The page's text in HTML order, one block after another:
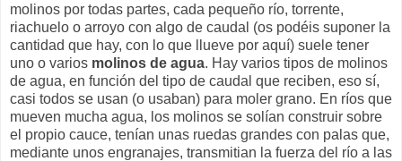
molinos por todas partes, cada pequeño río, torrente,
riachuelo o arroyo con algo de caudal (os podéis suponer la
cantidad que hay, con lo que llueve por aquí) suele tener
uno o varios molinos de agua. Hay varios tipos de molinos
de agua, en función del tipo de caudal que reciben, eso sí,
casi todos se usan (o usaban) para moler grano. En ríos que
mueven mucha agua, los molinos se solían construir sobre
el propio cauce, tenían unas ruedas grandes con palas que,
mediante unos engranajes, transmitian la fuerza del río a las